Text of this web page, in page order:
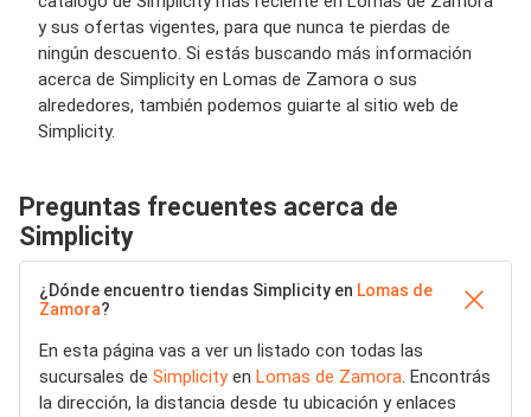
y sus ofertas vigentes, para que nunca te pierdas de
ningún descuento. Si estás buscando más información
acerca de Simplicity en Lomas de Zamora o sus
alrededores, también podemos guiarte al sitio web de
Simplicity.
Preguntas frecuentes acerca de
Simplicity
¿Dónde encuentro tiendas Simplicity en Lomas de
Zamora?
En esta página vas a ver un listado con todas las
sucursales de Simplicityen Lomas de Zamora. Encontrás
la dirección, la distancia desde tu ubicación y enlaces